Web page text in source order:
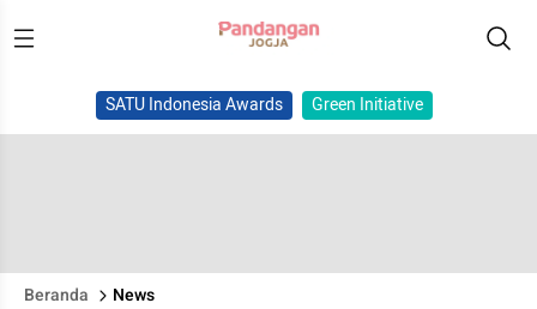
SATU Indonesia Awards Green Initiative
Beranda News